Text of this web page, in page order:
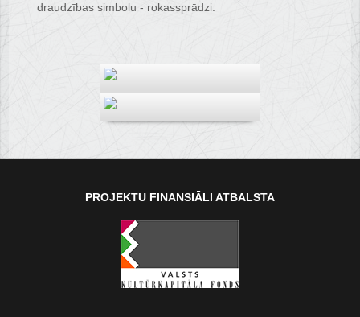
draudzības simbolu - rokassprādzi.
PROJEKTU FINANSIĀLI ATBALSTA